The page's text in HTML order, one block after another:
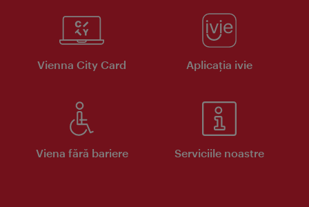
Vienna City Card Aplicaţia ivie
Viena fără bariere Serviciile noastre